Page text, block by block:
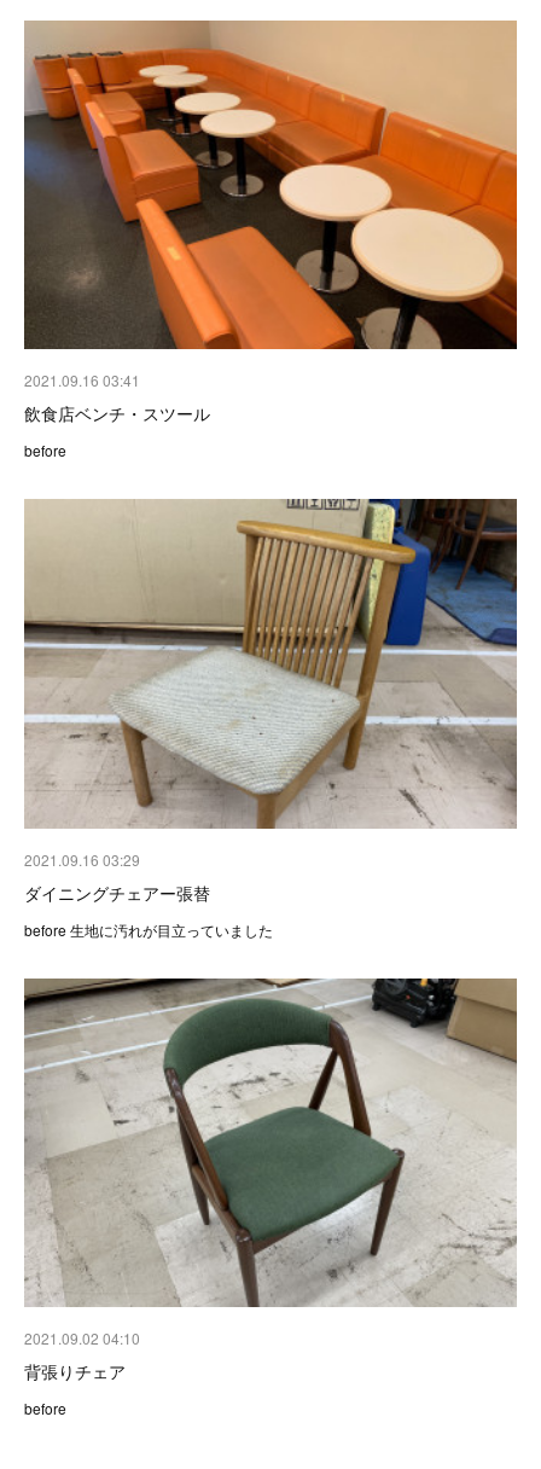
2021.09.16 03:41
飲食店ベンチ・スツール
before
2021.09.16 03:29
ダイニングチェアー張替
before 生地に汚れが目立っていました
2021.09.02 04:10
背張りチェア
before